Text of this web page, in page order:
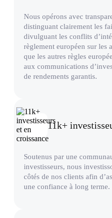
Nous opérons avec
distinguant clairement les
divulguant les conflits
règlement européen sur les
que les autres règles
aux communications
de rendements garantis.
11k+
Soutenus par une
investisseurs, nous
côtés de nos clients afin
une confiance à long terme.